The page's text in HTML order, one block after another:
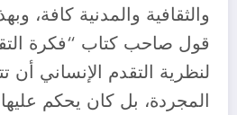
والثقافية والمدنية كافة،
قول صاحب كتاب “فكرة
لنظرية التقدم الإنساني أن
المجردة، بل كان يحكم